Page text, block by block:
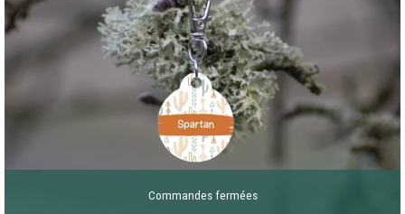
Commandes fermées